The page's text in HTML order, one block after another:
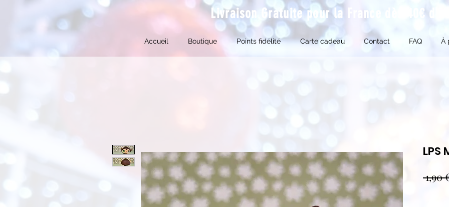
Livraison Gratuite pour la France dès 40€
Accueil Boutique Points fidélité Carte cadeau Contact FAQ À
LPS
1,90